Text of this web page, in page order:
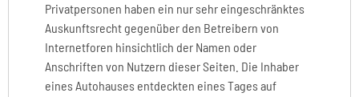
Privatpersonen haben ein nur sehr eingeschränktes
Auskunftsrecht gegenüber den Betreibern von
Internetforen hinsichtlich der Namen oder
Anschriften von Nutzern dieser Seiten. Die Inhaber
eines Autohauses entdeckten eines Tages auf